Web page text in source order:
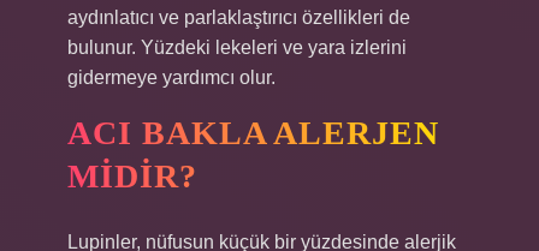
aydınlatıcı ve parlaklaştırıcı özellikleri de
bulunur. Yüzdeki lekeleri ve yara izlerini
gidermeye yardımcı olur.
ACI BAKLA ALERJEN
MIDIR?
Lupinler, nüfusun küçük bir yüzdesinde alerjik